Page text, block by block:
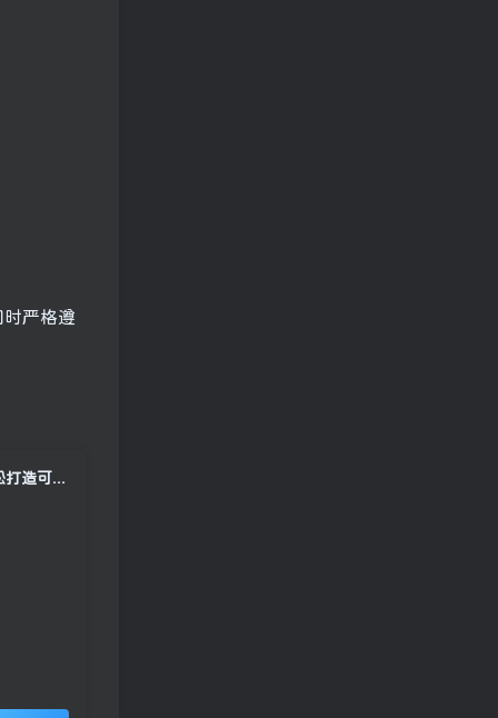
严格遵
低门槛玩转AI漫剧创作，全流程技法手把手教学，搭配多款热门工具，轻松打造可变现优质作品